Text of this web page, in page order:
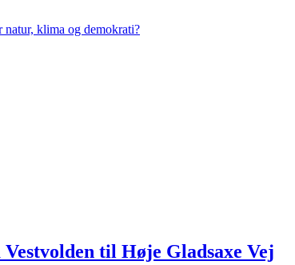
klima og demokrati?
til Høje Gladsaxe Vej